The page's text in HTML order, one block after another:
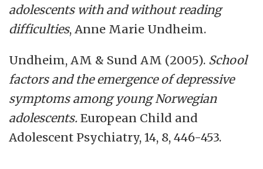
adolescents with and without reading
difficulties, Anne Marie Undheim.
Undheim, AM & Sund AM (2005). School
factors and the emergence of depressive
symptoms among young Norwegian
adolescents. European Child and
Adolescent Psychiatry, 14, 8, 446-453.